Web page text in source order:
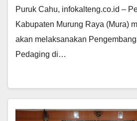
Puruk Cahu, infokalteng.co.id –
Kabupaten Murung Raya (Mura)
akan melaksanakan
Pedaging di…